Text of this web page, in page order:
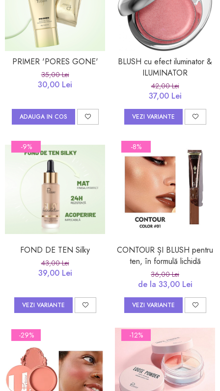
PRIMER 'PORES GONE'
35,00 Lei
30,00 Lei
ADAUGA IN COS
BLUSH cu efect iluminator &
ILUMINATOR
42,00 Lei
37,00 Lei
VEZI VARIANTE
-9%
FOND DE TEN Silky
43,00 Lei
39,00 Lei
VEZI VARIANTE
-8%
CONTOUR ȘI BLUSH pentru
ten, în formulă lichidă
36,00 Lei
de la 33,00 Lei
VEZI VARIANTE
-29% -12%